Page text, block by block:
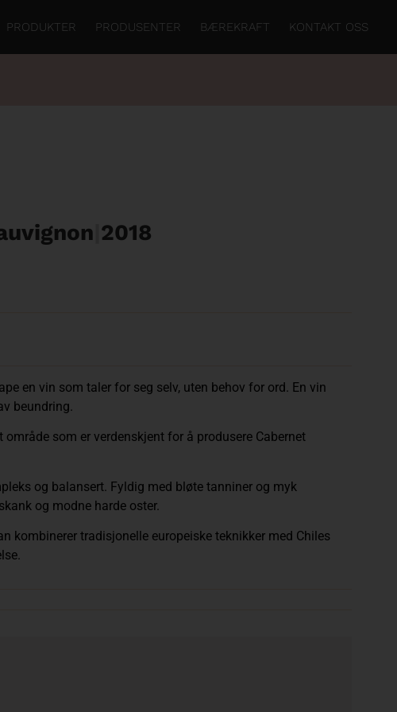
PRODUKTER PRODUSENTER BÆREKRAFT KONTAKT OSS
2018
en vin som taler for seg selv, uten behov for ord. En vin
beundring.
som er verdenskjent for å produsere Cabernet
og balansert. Fyldig med bløte tanniner og myk
og modne harde oster.
kombinerer tradisjonelle europeiske teknikker med Chiles